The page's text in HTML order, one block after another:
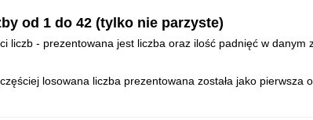
od 1 do 42 (tylko nie parzyste)
liczb - prezentowana jest liczba oraz ilość padnięć w
losowana liczba prezentowana została jako pierwsza